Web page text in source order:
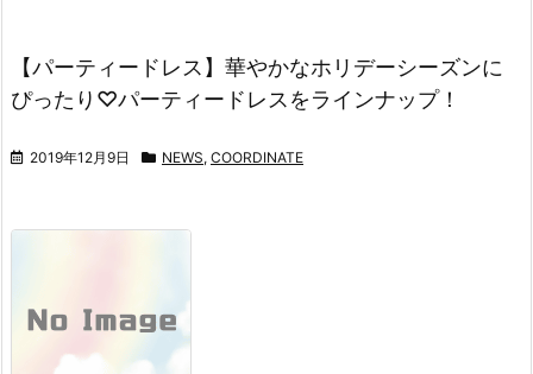
【パーティードレス】華やかなホリデーシーズンに
ぴったり♡パーティードレスをラインナップ！
2019年12月9日 NEWS, COORDINATE